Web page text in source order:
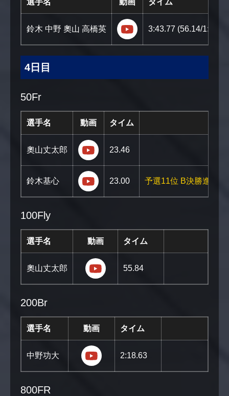
選手名 動画 タイム
鈴木 中野 奧山 高橋英 https://youtu.be/
3:43.77 (56.14/
4日目
50Fr
選手名 動画 タイム
奧山丈太郎 https://youtu.be/
23.46
鈴木基心 https://youtu.be/
23.00 予選11位 B決勝進出!
100Fly
選手名 動画 タイム
奧山丈太郎 https://youtu.be/
55.84
200Br
選手名 動画 タイム
中野功大 https://youtu.be/
2:18.63
800FR